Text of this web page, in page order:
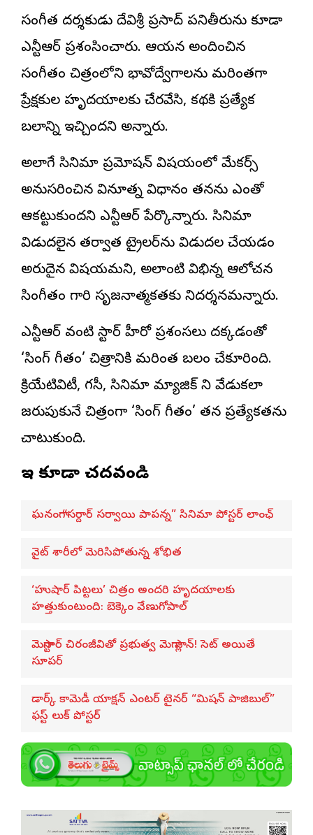
సంగీత దర్శకుడు దేవిశ్రీ ప్రసాద్ పనితీరును కూడా
ఎన్టీఆర్ ప్రశంసించారు. ఆయన అందించిన
సంగీతం చిత్రంలోని భావోద్వేగాలను మరింతగా
ప్రేక్షకుల హృదయాలకు చేరవేసి, కథకి ప్రత్యేక
బలాన్ని ఇచ్చిందని అన్నారు.
అలాగే సినిమా ప్రమోషన్ విషయంలో మేకర్స్
అనుసరించిన వినూత్న విధానం తనను ఎంతో
ఆకట్టుకుందని ఎన్టీఆర్ పేర్కొన్నారు. సినిమా
విడుదలైన తర్వాత ట్రైలర్‌ను విడుదల చేయడం
అరుదైన విషయమని, అలాంటి విభిన్న ఆలోచన
సింగీతం గారి సృజనాత్మకతకు నిదర్శనమన్నారు.
ఎన్టీఆర్ వంటి స్టార్ హీరో ప్రశంసలు దక్కడంతో
‘సింగ్ గీతం’ చిత్రానికి మరింత బలం చేకూరింది.
క్రియేటివిటీ, లెగసీ, సినిమా మ్యాజిక్ ని వేడుకలా
జరుపుకునే చిత్రంగా ‘సింగ్ గీతం’ తన ప్రత్యేకతను
చాటుకుంది.
ఇవి కూడా చదవండి
ఘనంగా “సర్దార్ సర్వాయి పాపన్న” సినిమా పోస్టర్ లాంఛ్
వైట్ శారీలో మెరిసిపోతున్న శోభిత
‘హుషార్‌ పిట్టలు’ చిత్రం అందరి హృదయాలకు
హత్తుకుంటుంది: బెక్కెం వేణుగోపాల్‌
మెగాస్టార్ చిరంజీవితో ప్రభుత్వ మెగా ప్లాన్! సెట్ అయితే
సూపర్
డార్క్ కామెడీ యాక్షన్ ఎంటర్ టైనర్ “మిషన్ పాజిబుల్”
ఫస్ట్ లుక్ పోస్టర్